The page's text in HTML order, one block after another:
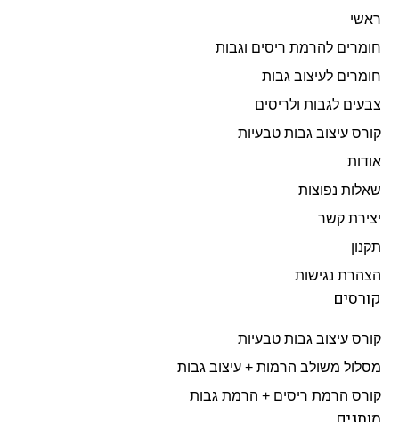
ראשי
חומרים להרמת ריסים וגבות
חומרים לעיצוב גבות
צבעים לגבות ולריסים
קורס עיצוב גבות טבעיות
אודות
שאלות נפוצות
יצירת קשר
תקנון
הצהרת נגישות
קורסים
קורס עיצוב גבות טבעיות
מסלול משולב הרמות + עיצוב גבות​
קורס הרמת ריסים + הרמת גבות